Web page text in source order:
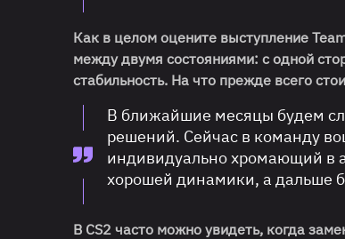
Как в целом оцените выступление
между двумя состояниями: с одной
стабильность. На что прежде всего
В ближайшие месяцы будем
решений. Сейчас в команду
индивидуально хромающий в
хорошей динамики, а дальше
В CS2 часто можно увидеть, когда